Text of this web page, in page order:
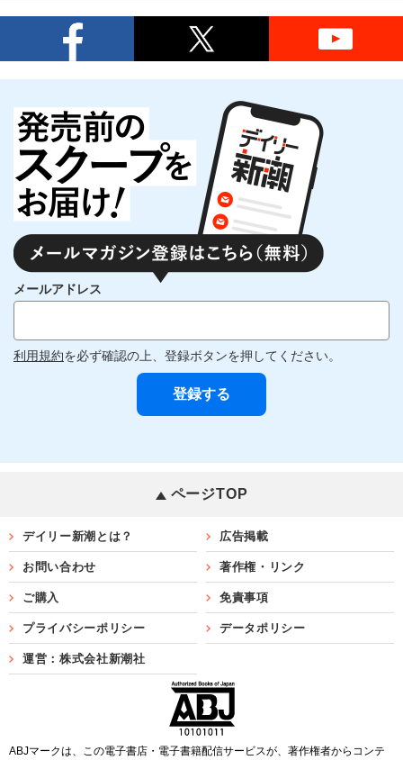
メールアドレス
利用規約を必ず確認の上、登録ボタンを押してください。
ページTOP
デイリー新潮とは？ 広告掲載
お問い合わせ 著作権・リンク
ご購入 免責事項
プライバシーポリシー データポリシー
運営：株式会社新潮社
ABJマークは、この電子書店・電子書籍配信サービスが、著作権者からコンテ